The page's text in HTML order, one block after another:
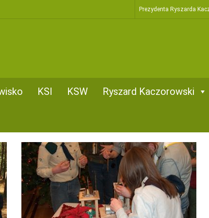
Prezydenta Ryszarda
KSI KSW Ryszard Kaczorowski